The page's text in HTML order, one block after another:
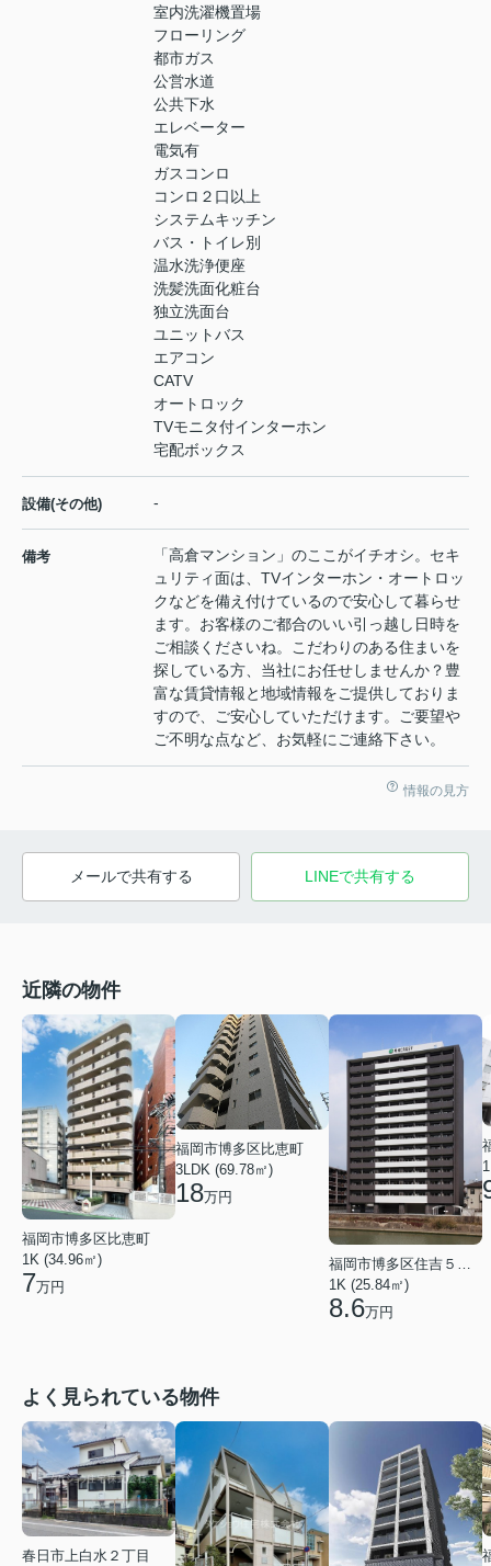
室内洗濯機置場
フローリング
都市ガス
公営水道
公共下水
エレベーター
電気有
ガスコンロ
コンロ２口以上
システムキッチン
バス・トイレ別
温水洗浄便座
洗髪洗面化粧台
独立洗面台
ユニットバス
エアコン
CATV
オートロック
TVモニタ付インターホン
宅配ボックス
設備(その他) -
備考
「高倉マンション」のここがイチオシ。セキ
ュリティ面は、TVインターホン・オートロッ
クなどを備え付けているので安心して暮らせ
ます。お客様のご都合のいい引っ越し日時を
ご相談くださいね。こだわりのある住まいを
探している方、当社にお任せしませんか？豊
富な賃貸情報と地域情報をご提供しておりま
すので、ご安心していただけます。ご要望や
ご不明な点など、お気軽にご連絡下さい。
情報の見方
メールで共有する LINEで共有する
近隣の物件
福岡市博多区比恵町
1K (34.96㎡)
7万円
福岡市博多区比恵町
3LDK (69.78㎡)
18万円
1K (25.84㎡)
8.6万円
よく見られている物件
春日市上白水２丁目